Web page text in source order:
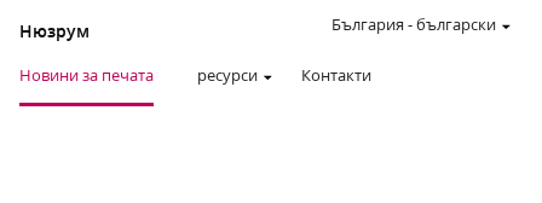
Нюзрум
Новини за печата ресурси Контакти
България -български